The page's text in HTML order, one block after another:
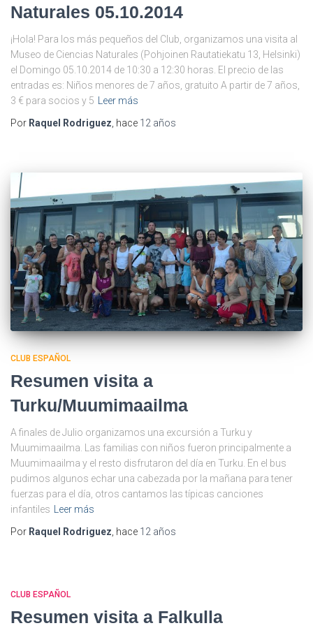
Naturales 05.10.2014
¡Hola! Para los más pequeños del Club, organizamos una visita al
Museo de Ciencias Naturales (Pohjoinen Rautatiekatu 13, Helsinki)
el Domingo 05.10.2014 de 10:30 a 12:30 horas. El precio de las
entradas es: Niños menores de 7 años, gratuito A partir de 7 años,
3 € para socios y 5
Leer más
Por Raquel Rodriguez , hace 12 años
CLUB ESPAÑOL
Resumen visita a
Turku/Muumimaailma
A finales de Julio organizamos una excursión a Turku y
Muumimaailma. Las familias con niños fueron principalmente a
Muumimaailma y el resto disfrutaron del día en Turku. En el bus
pudimos algunos echar una cabezada por la mañana para tener
fuerzas para el día, otros cantamos las típicas canciones
infantiles
Leer más
Por Raquel Rodriguez , hace 12 años
CLUB ESPAÑOL
Resumen visita a Falkulla